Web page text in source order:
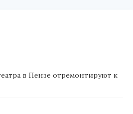
в Пензе отремонтируют к